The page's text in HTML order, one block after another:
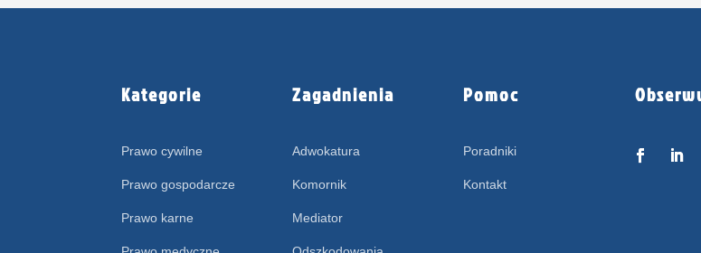
Kategorie
Prawo cywilne
Prawo gospodarcze
Prawo karne
Zagadnienia
Adwokatura
Komornik
Mediator
Pomoc
Poradniki
Kontakt